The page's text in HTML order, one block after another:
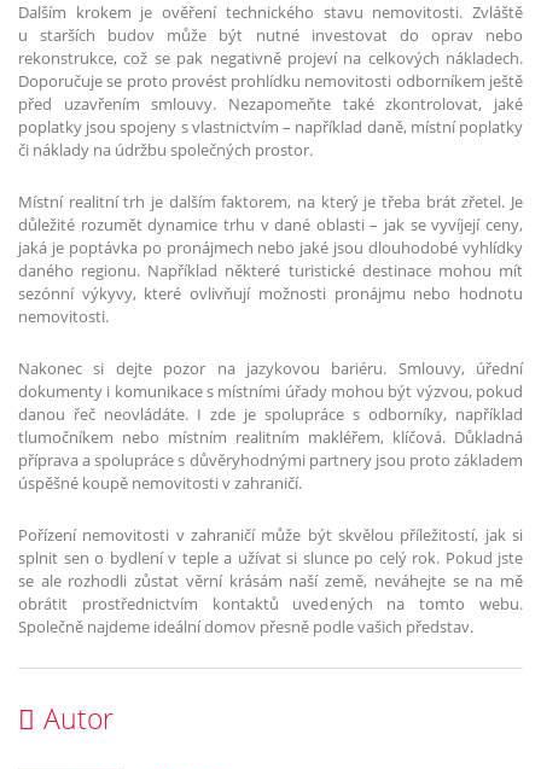
Dalším krokem je ověření technického stavu nemovitosti. Zvláště
u starších budov může být nutné investovat do oprav nebo
rekonstrukce, což se pak negativně projeví na celkových nákladech.
Doporučuje se proto provést prohlídku nemovitosti odborníkem ještě
před uzavřením smlouvy. Nezapomeňte také zkontrolovat, jaké
poplatky jsou spojeny s vlastnictvím – například daně, místní poplatky
či náklady na údržbu společných prostor.
Místní realitní trh je dalším faktorem, na který je třeba brát zřetel. Je
důležité rozumět dynamice trhu v dané oblasti – jak se vyvíjejí ceny,
jaká je poptávka po pronájmech nebo jaké jsou dlouhodobé vyhlídky
daného regionu. Například některé turistické destinace mohou mít
sezónní výkyvy, které ovlivňují možnosti pronájmu nebo hodnotu
nemovitosti.
Nakonec si dejte pozor na jazykovou bariéru. Smlouvy, úřední
dokumenty i komunikace s místními úřady mohou být výzvou, pokud
danou řeč neovládáte. I zde je spolupráce s odborníky, například
tlumočníkem nebo místním realitním makléřem, klíčová. Důkladná
příprava a spolupráce s důvěryhodnými partnery jsou proto základem
úspěšné koupě nemovitosti v zahraničí.
Pořízení nemovitosti v zahraničí může být skvělou příležitostí, jak si
splnit sen o bydlení v teple a užívat si slunce po celý rok. Pokud jste
se ale rozhodli zůstat věrní krásám naší země, neváhejte se na mě
obrátit prostřednictvím kontaktů uvedených na tomto webu.
Společně najdeme ideální domov přesně podle vašich představ.
Autor